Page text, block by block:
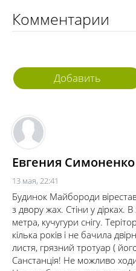
Комментарии
Добавить
Евгения Симоненко
13 мая, 22:41
Будинок Майбороди
з двору жах. Стіни у дірках.
метра, кучугури снігу.
кілька років і не бачила
листя, грязний тротуар ( його
Санстанція! Не можливо